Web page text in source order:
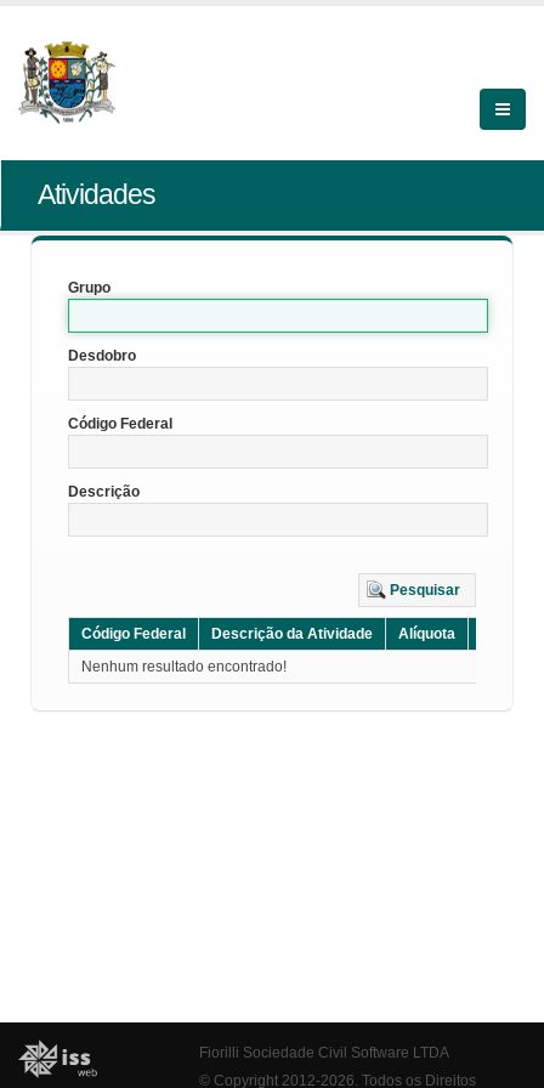
Atividades
Grupo
Desdobro
Código Federal
Descrição
Pesquisar
Código Federal Descrição da Atividade Alíquota
Nenhum resultado encontrado!
Fiorilli Sociedade Civil Software LTDA
© Copyright 2012-2026. Todos os Direitos